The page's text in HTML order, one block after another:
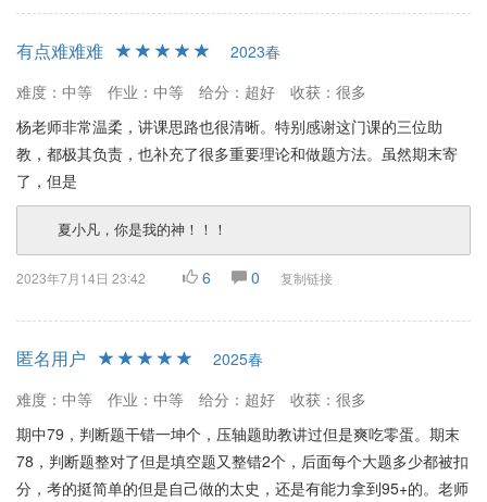
有点难难难
2023春
难度：中等
作业：中等 给分：超好
收获：很多
杨老师非常温柔，讲课思路也很清晰。特别感谢这门课的三位助
教，都极其负责，也补充了很多重要理论和做题方法。虽然期末寄
了，但是
2023年7月14日 23:42 6 0 复制链接
匿名用户
2025春
难度：中等
作业：中等 给分：超好
收获：很多
期中79，判断题干错一坤个，压轴题助教讲过但是爽吃零蛋。期末
78，判断题整对了但是填空题又整错2个，后面每个大题多少都被扣
分，考的挺简单的但是自己做的太史，还是有能力拿到95+的。老师